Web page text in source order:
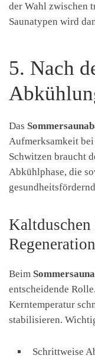
der Wahl zwischen
Saunatypen wird
5. Nach
Das
Aufmerksamkeit
Schwitzen braucht
Abkühlphase, die
Regeneration
Beim
entscheidende
Kerntemperatur
stabilisieren.
Schrittweise